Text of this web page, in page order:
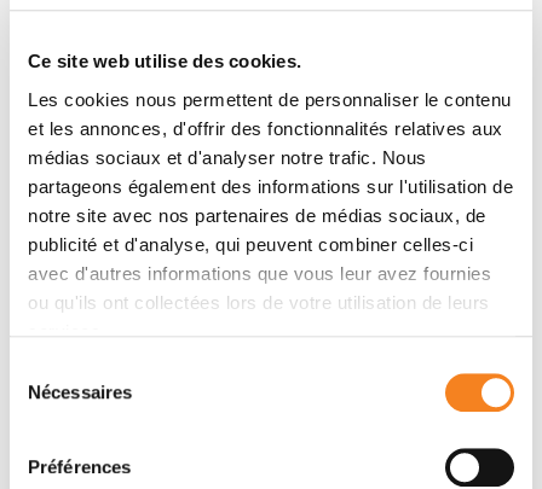
Ce site web utilise des cookies.
Les cookies nous permettent de personnaliser le contenu
et les annonces, d'offrir des fonctionnalités relatives aux
médias sociaux et d'analyser notre trafic. Nous
partageons également des informations sur l'utilisation de
notre site avec nos partenaires de médias sociaux, de
publicité et d'analyse, qui peuvent combiner celles-ci
avec d'autres informations que vous leur avez fournies
ou qu'ils ont collectées lors de votre utilisation de leurs
Nécessaires
Préférences
Résumé
Abstract
A better understanding of cancer biology has led to
the development of molecular targeted therapy,
which has dramatically improved the outcome of
some cancer patients, especially when a biomarker of
efficacy has been used for patients’ selection. In head
and neck oncology, cetuximab that targets epidermal
growth factor receptor is the only targeted therapy
without prior patients’ selection. We herein review the
clinical development of targeted therapy in head and
molecular landscape and give insights in on how